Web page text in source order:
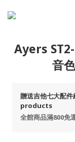
Ayers
音
贈送吉他七大配
products
全館商品滿800